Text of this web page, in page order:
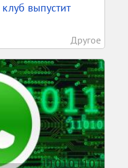
выпустит
Другое